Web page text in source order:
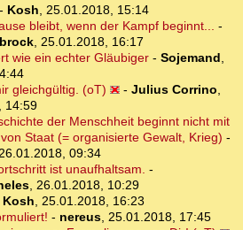
- Kosh, 25.01.2018, 15:14
bleibt, wenn der Kampf beginnt... -
, 25.01.2018, 16:17
wie ein echter Gläubiger- Sojemand,
gleichgültig. (oT)
- Julius Corrino,
14:59
der Menschheit beginnt nicht mit
Staat (= organisierte Gewalt, Krieg) -
09:34
ist unaufhaltsam. -
, 26.01.2018, 10:29
Kosh, 25.01.2018, 16:23
- nereus, 25.01.2018, 17:45